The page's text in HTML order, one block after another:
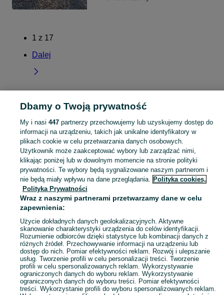
1 z 17
Dalej
Strona główna Małopolskie Przyborów
KATEGORIA
Skorzystaj z największego serwisu ogłoszeniowego - Przyborów i okolice! Kupuj to, czego pragniesz i sprzedawaj to, czego już nie potrzebujesz! Zobacz
Mapa kategorii
Mapa miejscowości
Mapa ministron
Popularne wyszukiwania
Dbamy o Twoją prywatność
My i nasi 447partnerzy przechowujemy lub uzyskujemy dostęp do
informacji na urządzeniu, takich jak unikalne identyfikatory w
plikach cookie w celu przetwarzania danych osobowych.
Użytkownik może zaakceptować wybory lub zarządzać nimi,
klikając poniżej lub w dowolnym momencie na stronie polityki
prywatności. Te wybory będą sygnalizowane naszym partnerom i
nie będą miały wpływu na dane przeglądania. Polityka cookies,
Polityka Prywatności
Wraz z naszymi partnerami przetwarzamy dane w celu
zapewnienia:
Użycie dokładnych danych geolokalizacyjnych. Aktywne
skanowanie charakterystyki urządzenia do celów identyfikacji.
Rozumienie odbiorców dzięki statystyce lub kombinacji danych z
różnych źródeł. Przechowywanie informacji na urządzeniu lub
dostęp do nich. Pomiar efektywności reklam. Rozwój i ulepszanie
usług. Tworzenie profili w celu personalizacji treści. Tworzenie
profili w celu spersonalizowanych reklam. Wykorzystywanie
ograniczonych danych do wyboru reklam. Wykorzystywanie
ograniczonych danych do wyboru treści. Pomiar efektywności
treści. Wykorzystanie profili do wyboru spersonalizowanych reklam.